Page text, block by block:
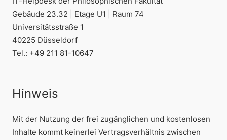
Gebäude 23.32 | Etage U1 | Raum 74
Universitätsstraße 1
40225 Düsseldorf
Tel.: +49 211 81-10647
Hinweis
Mit der Nutzung der frei zugänglichen und kostenlosen
Inhalte kommt keinerlei Vertragsverhältnis zwischen